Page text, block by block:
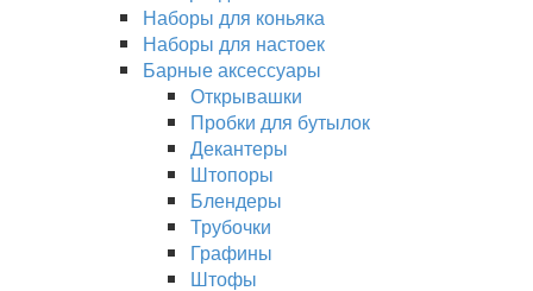
Наборы для коньяка
Наборы для настоек
Барные аксессуары
Открывашки
Пробки для бутылок
Декантеры
Штопоры
Блендеры
Трубочки
Графины
Штофы